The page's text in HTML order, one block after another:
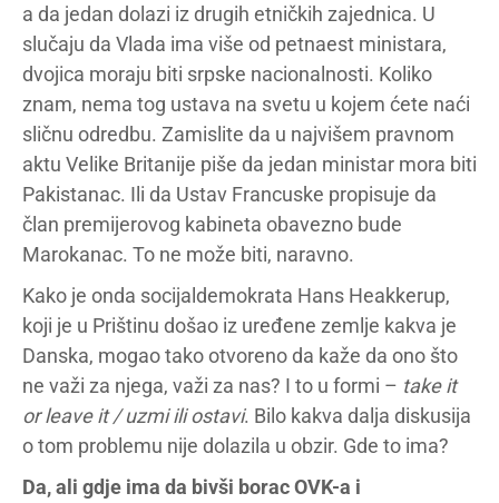
a da jedan dolazi iz drugih etničkih zajednica. U
slučaju da Vlada ima više od petnaest ministara,
dvojica moraju biti srpske nacionalnosti. Koliko
znam, nema tog ustava na svetu u kojem ćete naći
sličnu odredbu. Zamislite da u najvišem pravnom
aktu Velike Britanije piše da jedan ministar mora biti
Pakistanac. Ili da Ustav Francuske propisuje da
član premijerovog kabineta obavezno bude
Marokanac. To ne može biti, naravno.
Kako je onda socijaldemokrata Hans Heakkerup,
koji je u Prištinu došao iz uređene zemlje kakva je
Danska, mogao tako otvoreno da kaže da ono što
ne važi za njega, važi za nas? I to u formi – take it
or leave it / uzmi ili ostavi. Bilo kakva dalja diskusija
o tom problemu nije dolazila u obzir. Gde to ima?
Da, ali gdje ima da bivši borac OVK-a i